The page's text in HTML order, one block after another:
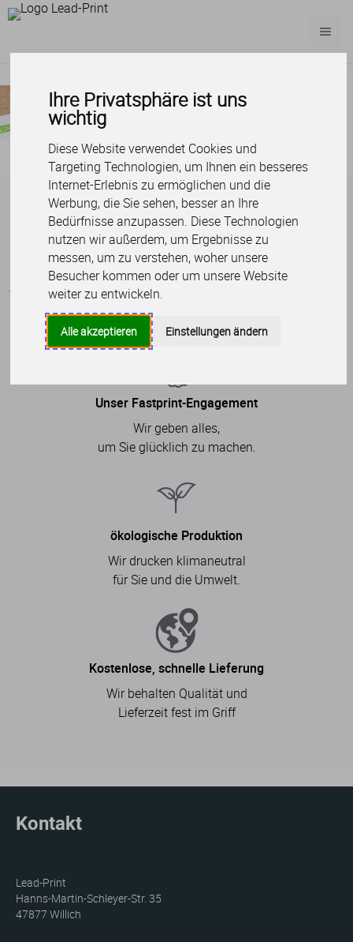
Ihre Privatsphäre ist uns
wichtig
Diese Website verwendet Cookies und
Targeting Technologien, um Ihnen ein besseres
Internet-Erlebnis zu ermöglichen und die
Werbung, die Sie sehen, besser an Ihre
Bedürfnisse anzupassen. Diese Technologien
nutzen wir außerdem, um Ergebnisse zu
messen, um zu verstehen, woher unsere
Besucher kommen oder um unsere Website
weiter zu entwickeln.
Alle akzeptieren Einstellungen ändern
Lieferung unter der Woche
Verfügbar für ausgewählte Produkte und Bestellungen für 12
Stunden Mo - Fr.
Unser Fastprint-Engagement
Wir geben alles,
um Sie glücklich zu machen.
ökologische Produktion
Wir drucken klimaneutral
für Sie und die Umwelt.
Kostenlose, schnelle Lieferung
Wir behalten Qualität und
Lieferzeit fest im Griff
Kontakt
Lead-Print
Hanns-Martin-Schleyer-Str. 35
47877 Willich